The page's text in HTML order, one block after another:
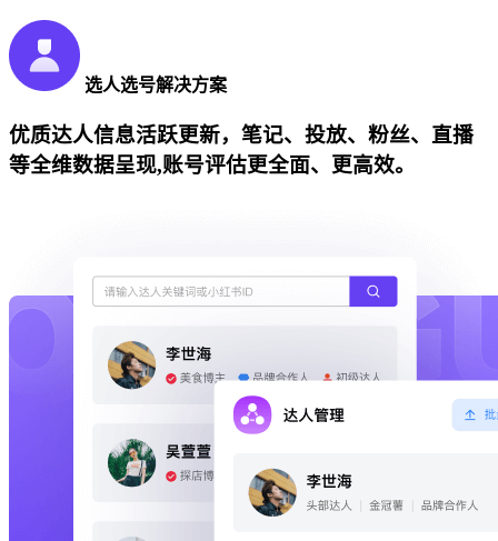
选人选号解决方案
优质达人信息活跃更新，笔记、投放、粉丝、直播
等全维数据呈现,账号评估更全面、更高效。